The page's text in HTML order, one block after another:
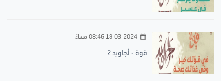
18-03-2024 08:46 مساءً
قوة - أجاويد 2